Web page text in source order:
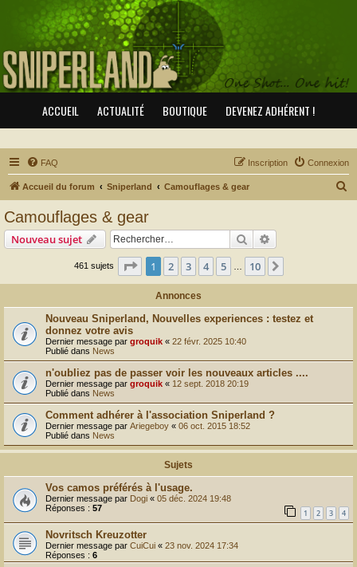
ACCUEIL ACTUALITÉ BOUTIQUE DEVENEZ ADHÉRENT !
FAQ Connexion
Inscription
Accueil du forum Sniperland Camouflages & gear
r
r
Camouflages & gear
Nouveau sujet Rechercher
461 sujets Page 1sur10
1 2 3 4 5 … 10
Annonces
Nouveau Sniperland, Nouvelles experiences : testez et
donnez votre avis
Dernier message par groquik « 22 févr. 2025 10:40
Publié dans News
n'oubliez pas de passer voir les nouveaux articles ....
Dernier message par groquik « 12 sept. 2018 20:19
Publié dans News
Comment adhérer à l'association Sniperland ?
Dernier message par Ariegeboy « 06 oct. 2015 18:52
Publié dans News
Sujets
Vos camos préférés à l'usage.
Dernier message par Dogi « 05 déc. 2024 19:48
Réponses : 57 1 2 3 4
Novritsch Kreuzotter
Dernier message par CuiCui « 23 nov. 2024 17:34
Réponses : 6